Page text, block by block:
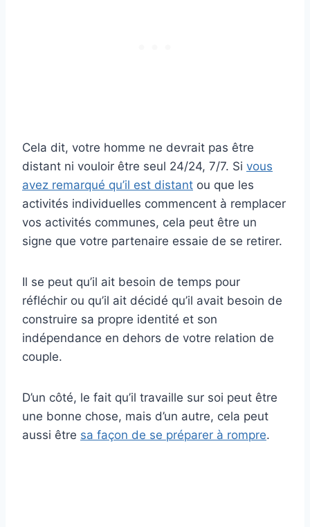
Cela dit, votre homme ne devrait pas être
distant ni vouloir être seul 24/24, 7/7. Si vous
avez remarqué qu’il est distant ou que les
activités individuelles commencent à remplacer
vos activités communes, cela peut être un
signe que votre partenaire essaie de se retirer.
Il se peut qu’il ait besoin de temps pour
réfléchir ou qu’il ait décidé qu’il avait besoin de
construire sa propre identité et son
indépendance en dehors de votre relation de
couple.
D’un côté, le fait qu’il travaille sur soi peut être
une bonne chose, mais d’un autre, cela peut
aussi être sa façon de se préparer à rompre.